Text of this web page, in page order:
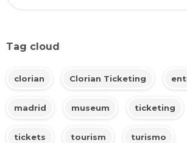
Tag cloud
clorian Clorian Ticketing
madrid museum ticketing
tickets tourism turismo